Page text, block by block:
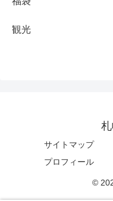
観光
サイトマップ
プロフィール
©